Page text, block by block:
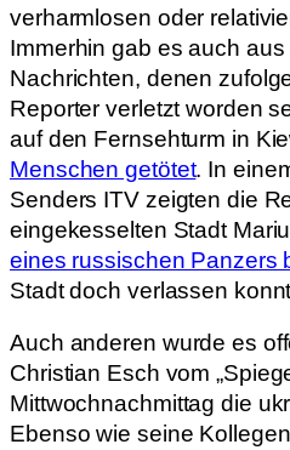
verharmlosen oder
Immerhin gab es auch
Nachrichten, denen
Reporter verletzt worden
auf den Fernsehturm in
Menschen getötet. In
Senders ITV zeigten die
eingekesselten Stadt
eines russischen Panzers
Stadt doch verlassen
Auch anderen wurde es
Christian Esch vom
Mittwochnachmittag die
Ebenso wie seine